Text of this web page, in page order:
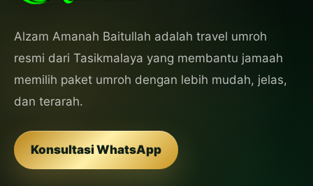
Alzam Amanah Baitullah adalah travel umroh
resmi dari Tasikmalaya yang membantu jamaah
memilih paket umroh dengan lebih mudah, jelas,
dan terarah.
Konsultasi WhatsApp